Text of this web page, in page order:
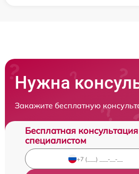
Нужна
Закажите бесплатную
Бесплатная
специалистом